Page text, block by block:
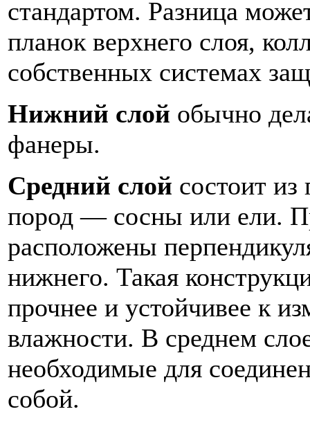
стандартом. Разница
планок верхнего слоя,
собственных системах
Нижний слой обычно
фанеры.
Средний слой состоит
пород — сосны или ели.
расположены
нижнего. Такая
прочнее и устойчивее к
влажности. В среднем
необходимые для
собой.